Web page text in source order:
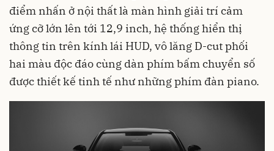
điểm nhấn ở nội thất là màn hình giải trí cảm
ứng cỡ lớn lên tới 12,9 inch, hệ thống hiển thị
thông tin trên kính lái HUD, vô lăng D-cut phối
hai màu độc đáo cùng dàn phím bấm chuyển số
được thiết kế tinh tế như những phím đàn piano.